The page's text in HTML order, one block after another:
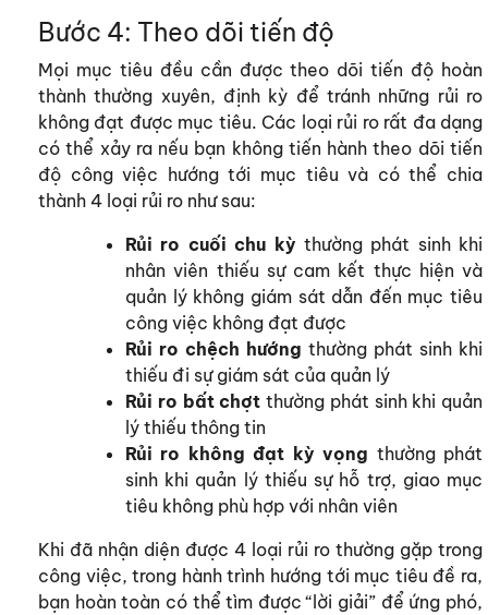
Bước 4: Theo dõi tiến độ
Mọi mục tiêu đều cần được theo dõi tiến độ hoàn
thành thường xuyên, định kỳ để tránh những rủi ro
không đạt được mục tiêu. Các loại rủi ro rất đa dạng
có thể xảy ra nếu bạn không tiến hành theo dõi tiến
độ công việc hướng tới mục tiêu và có thể chia
thành 4 loại rủi ro như sau:
Rủi ro cuối chu kỳ thường phát sinh khi
nhân viên thiếu sự cam kết thực hiện và
quản lý không giám sát dẫn đến mục tiêu
công việc không đạt được
Rủi ro chệch hướng thường phát sinh khi
thiếu đi sự giám sát của quản lý
Rủi ro bất chợt thường phát sinh khi quản
lý thiếu thông tin
Rủi ro không đạt kỳ vọng thường phát
sinh khi quản lý thiếu sự hỗ trợ, giao mục
tiêu không phù hợp với nhân viên
Khi đã nhận diện được 4 loại rủi ro thường gặp trong
công việc, trong hành trình hướng tới mục tiêu đề ra,
bạn hoàn toàn có thể tìm được “lời giải” để ứng phó,